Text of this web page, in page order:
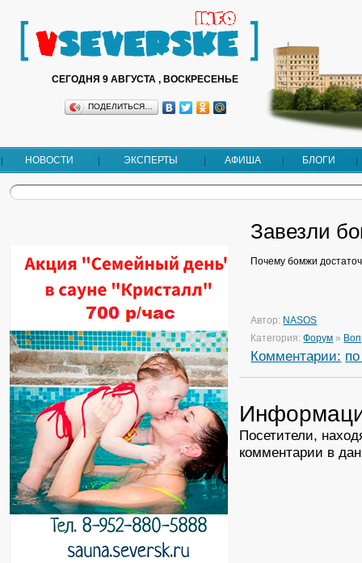
СЕГОДНЯ 9 АВГУСТА , ВОСКРЕСЕНЬЕ
ПОДЕЛИТЬСЯ…
НОВОСТИ ЭКСПЕРТЫ АФИША БЛОГИ
Завезли
Почему бомжи
Автор: NASOS
Категория:Форум »
Комментарии:
Посетители,
комментарии в